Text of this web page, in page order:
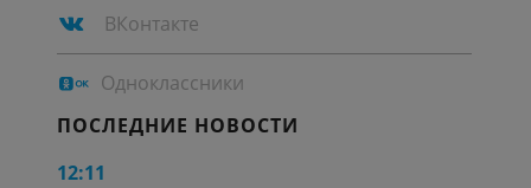
ВКонтакте
Одноклассники
ПОСЛЕДНИЕ НОВОСТИ
12:11